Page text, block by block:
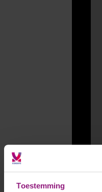
Toestemming